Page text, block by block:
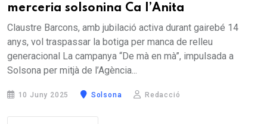
merceria solsonina Ca l’Anita
Claustre Barcons, amb jubilació activa durant gairebé 14
anys, vol traspassar la botiga per manca de relleu
generacional La campanya “De mà en mà”, impulsada a
Solsona per mitjà de l’Agència...
10 Juny 2025 Solsona Redacció